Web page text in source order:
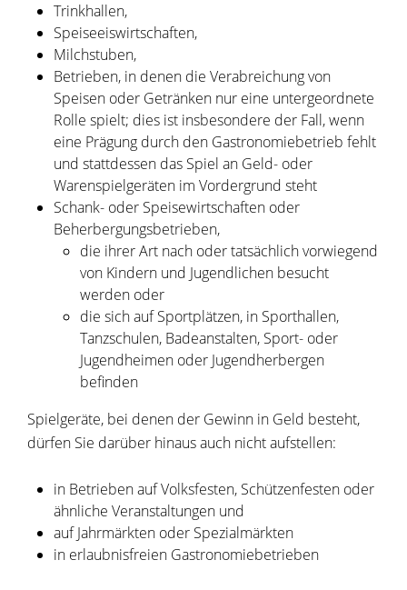
Trinkhallen,
Speiseeiswirtschaften,
Milchstuben,
Betrieben, in denen die Verabreichung von
Speisen oder Getränken nur eine untergeordnete
Rolle spielt; dies ist insbesondere der Fall, wenn
eine Prägung durch den Gastronomiebetrieb fehlt
und stattdessen das Spiel an Geld- oder
Warenspielgeräten im Vordergrund steht
Schank- oder Speisewirtschaften oder
Beherbergungsbetrieben,
die ihrer Art nach oder tatsächlich vorwiegend
von Kindern und Jugendlichen besucht
werden oder
die sich auf Sportplätzen, in Sporthallen,
Tanzschulen, Badeanstalten, Sport- oder
Jugendheimen oder Jugendherbergen
befinden
Spielgeräte, bei denen der Gewinn in Geld besteht,
dürfen Sie darüber hinaus auch nicht aufstellen:
in Betrieben auf Volksfesten, Schützenfesten oder
ähnliche Veranstaltungen und
auf Jahrmärkten oder Spezialmärkten
in erlaubnisfreien Gastronomiebetrieben